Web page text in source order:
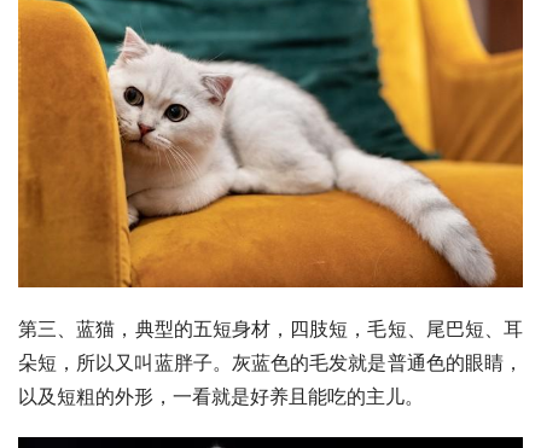
第三、蓝猫 ，典型的五短身材，四肢短，毛短、尾巴短、耳
朵短，所以又叫蓝胖子。灰蓝色的毛发就是普通色的眼睛，
以及短粗的外形，一看就是好养且能吃的主儿。